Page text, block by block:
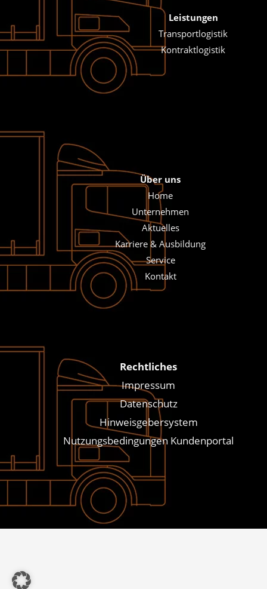
Leistungen
Transportlogistik
Kontraktlogistik
Über uns
Home
Unternehmen
Aktuelles
Karriere & Ausbildung
Service
Kontakt
Rechtliches
Impressum
Datenschutz
Hinweisgebersystem
Nutzungsbedingungen Kundenportal